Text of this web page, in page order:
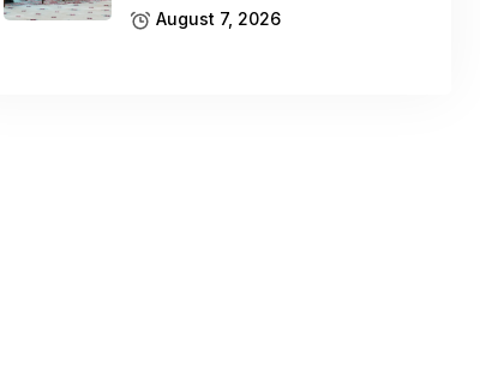
August 7, 2026